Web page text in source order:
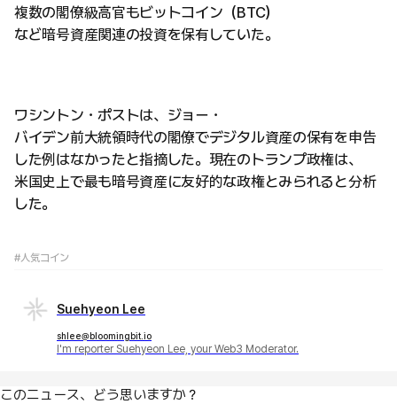
複数の閣僚級高官もビットコイン（BTC）
など暗号資産関連の投資を保有していた。
ワシントン・ポストは、ジョー・
バイデン前大統領時代の閣僚でデジタル資産の保有を申告
した例はなかったと指摘した。現在のトランプ政権は、
米国史上で最も暗号資産に友好的な政権とみられると分析
した。
#人気コイン
Suehyeon Lee
shlee@bloomingbit.io
I'm reporter Suehyeon Lee, your Web3 Moderator.
このニュース、どう思いますか？